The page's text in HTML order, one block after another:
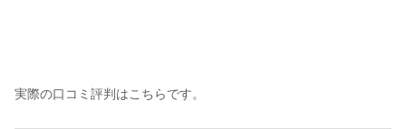
実際の口コミ評判はこちらです。